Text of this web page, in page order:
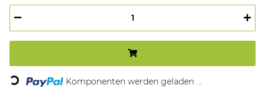
Loading... Komponenten werden geladen ...